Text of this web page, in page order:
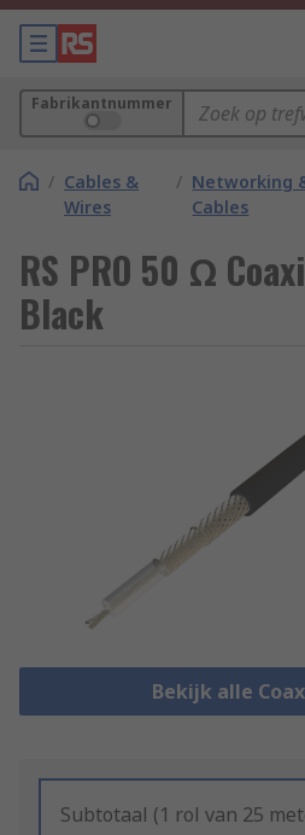
Fabrikantnummer
/ Cables &
Wires
/ Networking
Cables
RS PRO 50 Ω
Black
Bekijk alle
Subtotaal (1 rol van 25